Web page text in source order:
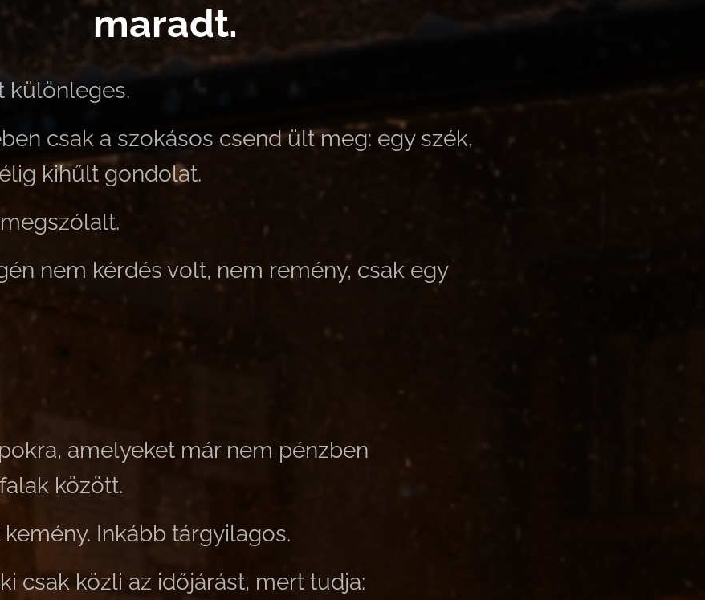
maradt.
különleges.
csak a szokásos csend ült meg: egy szék,
kihűlt gondolat.
nem kérdés volt, nem remény, csak egy
amelyeket már nem pénzben
között.
Inkább tárgyilagos.
csak közli az időjárást, mert tudja: